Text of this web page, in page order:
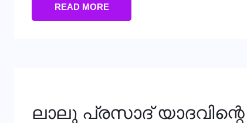
READ MORE
ലാലു പ്രസാദ്